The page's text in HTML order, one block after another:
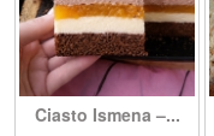
Ciasto Ismena –...